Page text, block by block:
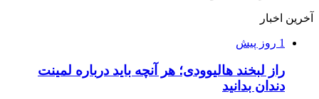
آخرین اخبار
1 روز پیش
راز لبخند هالیوودی؛ هر آنچه باید درباره لمینت
دندان بدانید